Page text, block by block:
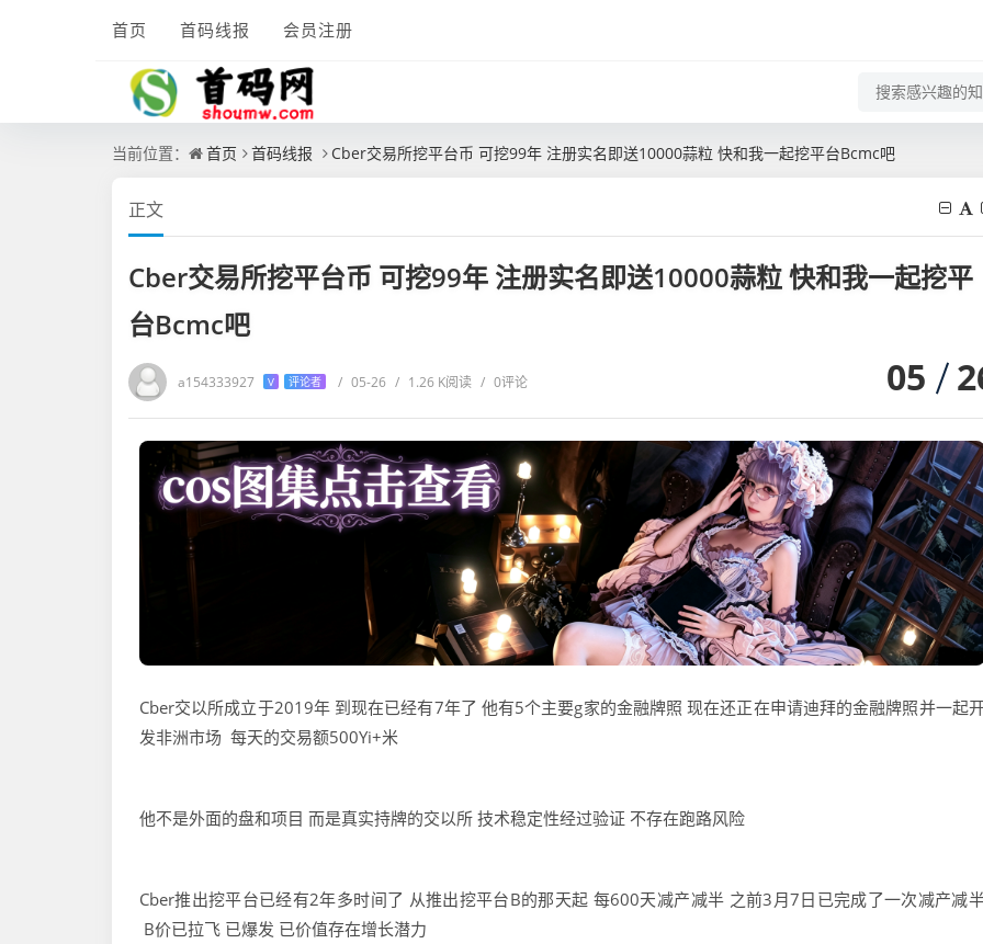
首页 首码线报 会员注册
当前位置： 首页 首码线报 Cber交易所挖平台币 可挖99年 注册实名即送10000蒜粒 快和我一起挖平台Bcmc吧
正文
Cber交易所挖平台币 可挖99年 注册实名即送10000蒜粒 快和我一起挖平
台Bcmc吧
a154333927 V 评论者 / 05-26 / 1.26 K阅读 / 0评论 05
Cber交以所成立于2019年 到现在已经有7年了 他有5个主要g家的金融牌照 现在还正在申请迪拜的金融牌照并一起
发非洲市场 每天的交易额500Yi+米
他不是外面的盘和项目 而是真实持牌的交以所 技术稳定性经过验证 不存在跑路风险
Cber推出挖平台已经有2年多时间了 从推出挖平台B的那天起 每600天减产减半 之前3月7日已完成了一次减产减
B价已拉飞 已爆发 已价值存在增长潜力